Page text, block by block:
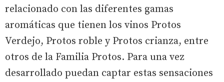
relacionado con las diferentes gamas
aromáticas que tienen los vinos Protos
Verdejo, Protos roble y Protos crianza, entre
otros de la Familia Protos. Para una vez
desarrollado puedan captar estas sensaciones